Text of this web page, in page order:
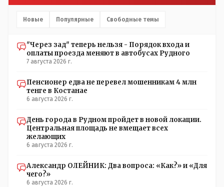
Новые Популярные Свободные темы
"Через зад" теперь нельзя - Порядок входа и
оплаты проезда меняют в автобусах Рудного
7 августа 2026 г.
Пенсионер едва не перевел мошенникам 4 млн
тенге в Костанае
6 августа 2026 г.
День города в Рудном пройдет в новой локации.
Центральная площадь не вмещает всех
желающих
6 августа 2026 г.
Александр ОЛЕЙНИК: Два вопроса: «Как?» и «Для
чего?»
6 августа 2026 г.